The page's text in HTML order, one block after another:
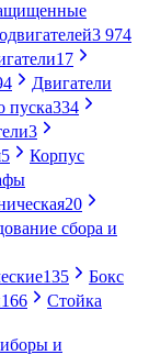
3 974
17
Двигатели
пуска334
3
5
Корпус
20
сбора и
135
Бокс
166
Стойка
и